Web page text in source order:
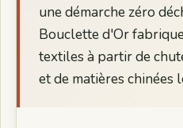
une démarche zéro
Bouclette d'Or
textiles à partir de
et de matières chinées